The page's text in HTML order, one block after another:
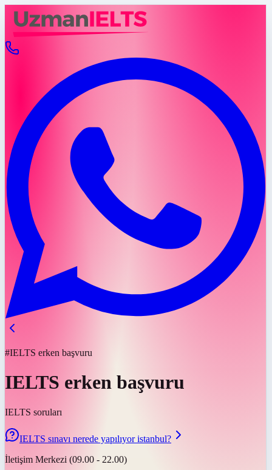
#IELTS erken başvuru
IELTS erken başvuru
IELTS soruları
IELTS sınavı nerede yapılıyor istanbul?
İletişim Merkezi (09.00 - 22.00)